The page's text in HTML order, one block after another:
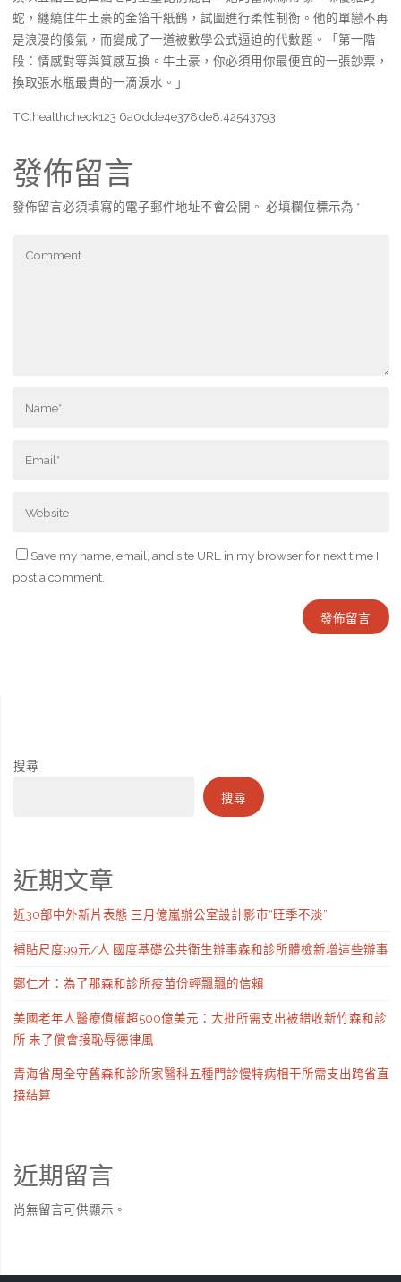
蛇，纏繞住牛土豪的金箔千紙鶴，試圖進行柔性制衡。他的單戀不再
是浪漫的傻氣，而變成了一道被數學公式逼迫的代數題。「第一階
段：情感對等與質感互換。牛土豪，你必須用你最便宜的一張鈔票，
換取張水瓶最貴的一滴淚水。」
TC:healthcheck123 6a0dde4e378de8.42543793
發佈留言
發佈留言必須填寫的電子郵件地址不會公開。 必填欄位標示為 *
Save my name, email, and site URL in my browser for next time I
post a comment.
搜尋
搜尋
近期文章
近30部中外新片表態 三月億嵐辦公室設計影市“旺季不淡”
補貼尺度99元/人 國度基礎公共衛生辦事森和診所體檢新增這些辦事
鄭仁才：為了那森和診所疫苗份輕飄飄的信賴
美國老年人醫療債權超500億美元：大批所需支出被錯收新竹森和診
所 未了償會接恥辱德律風
青海省周全守舊森和診所家醫科五種門診慢特病相干所需支出跨省直
接結算
近期留言
尚無留言可供顯示。